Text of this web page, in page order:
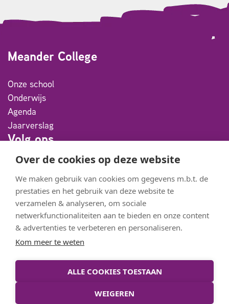
Over de cookies op deze website
We maken gebruik van cookies om gegevens m.b.t. de
prestaties en het gebruik van deze website te
verzamelen & analyseren, om sociale
netwerkfunctionaliteiten aan te bieden en onze content
& advertenties te verbeteren en personaliseren.
Kom meer te weten
ALLE COOKIES TOESTAAN
WEIGEREN
Meander College
Onze school
Onderwijs
Agenda
Jaarverslag
Volg ons
Instagram
Youtube
Flickr
Partners
Meander BigBand
De Bolder